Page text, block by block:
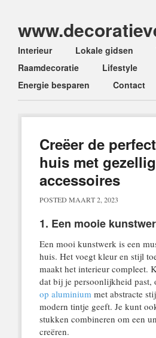
Main menu
Skip
to
content
Interieur Lokale gidsen
Raamdecoratie
Lifestyle
Energie besparen
Contact
Creëer de
huis met
accessoires
POSTED MAART 2, 2023
1. Een mooie
Een mooi kunstwerk is een
huis. Het voegt kleur en stijl
maakt het interieur compleet.
dat bij je persoonlijkheid past,
op aluminium met abstracte
modern tintje geeft. Je kunt
stukken combineren om een
creëren.